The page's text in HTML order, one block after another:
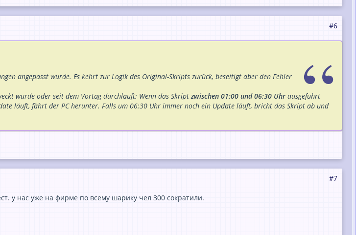
#6
angepasst wurde. Es kehrt zur Logik des Original-Skripts zurück, beseitigt aber den Fehler
wurde oder seit dem Vortag durchläuft: Wenn das Skriptzwischen 01:00 und 06:30 Uhr ausgeführt
läuft, fährt der PC herunter. Falls um 06:30 Uhr immer noch ein Update läuft, bricht das Skript ab und
#7
у нас уже на фирме по всему шарику чел 300 сократили.